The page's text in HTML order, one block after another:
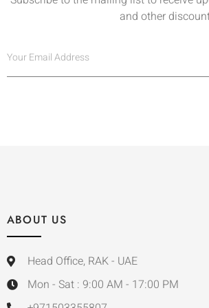
and other
ABOUT US
Head Office, RAK - UAE
Mon - Sat : 9:00 AM - 17:00 PM